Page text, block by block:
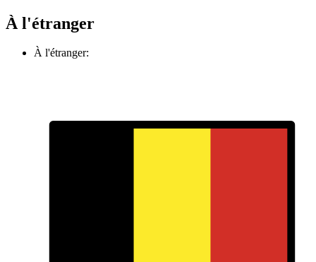
À l'étranger
À l'étranger: